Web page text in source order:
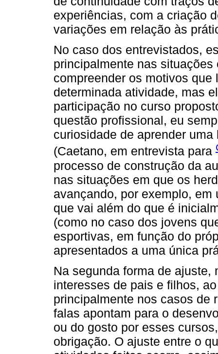
experiências, com a criação
variações em relação às
No caso dos entrevistados,
principalmente nas
compreender os motivos
determinada atividade, mas
participação no curso
questão profissional, eu
curiosidade de aprender
(Caetano, em entrevista para
processo de construção da
nas situações em que os
avançando, por exemplo,
que vai além do que é
(como no caso dos jovens
esportivas, em função do
apresentados a uma única
Na segunda forma de
interesses de pais e filhos,
principalmente nos casos de
falas apontam para o
ou do gosto por esses
obrigação. O ajuste entre o